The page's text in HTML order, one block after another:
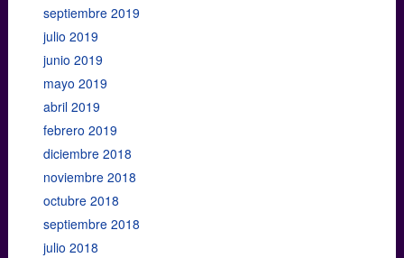
septiembre 2019
julio 2019
junio 2019
mayo 2019
abril 2019
febrero 2019
diciembre 2018
noviembre 2018
octubre 2018
septiembre 2018
julio 2018